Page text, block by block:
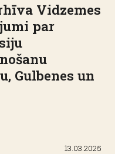
Vidzemes
par
Gulbenes un
13.03.2025